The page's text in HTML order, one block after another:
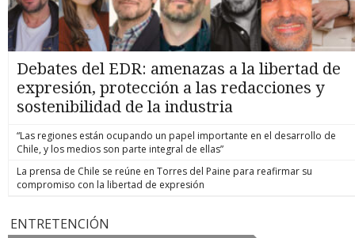
Debates del EDR: amenazas a la libertad de
expresión, protección a las redacciones y
sostenibilidad de la industria
“Las regiones están ocupando un papel importante en el desarrollo de
Chile, y los medios son parte integral de ellas”
La prensa de Chile se reúne en Torres del Paine para reafirmar su
compromiso con la libertad de expresión
ENTRETENCIÓN